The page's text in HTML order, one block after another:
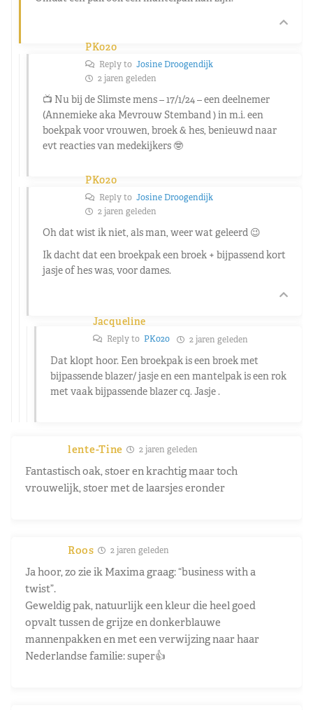
PK020
Reply to Josine Droogendijk
2 jaren geleden
📺 Nu bij de Slimste mens – 17/1/24 – een deelnemer
(Annemieke aka Mevrouw Stemband ) in m.i. een
boekpak voor vrouwen, broek & hes, benieuwd naar
evt reacties van medekijkers 🤓
PK020
Reply to Josine Droogendijk
2 jaren geleden
Oh dat wist ik niet, als man, weer wat geleerd 😉
Ik dacht dat een broekpak een broek + bijpassend kort
jasje of hes was, voor dames.
Jacqueline
Reply to PK020 2 jaren geleden
Dat klopt hoor. Een broekpak is een broek met
bijpassende blazer/ jasje en een mantelpak is een rok
met vaak bijpassende blazer cq. Jasje .
lente-Tine 2 jaren geleden
Fantastisch oak, stoer en krachtig maar toch
vrouwelijk, stoer met de laarsjes eronder
Roos 2 jaren geleden
Ja hoor, zo zie ik Maxima graag: “business with a
twist”.
Geweldig pak, natuurlijk een kleur die heel goed
opvalt tussen de grijze en donkerblauwe
mannenpakken en met een verwijzing naar haar
Nederlandse familie: super👍